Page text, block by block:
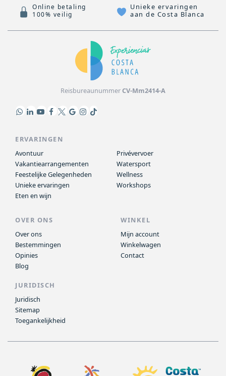
Online betaling
100% veilig
Unieke ervaringen
aan de Costa Blanca
ReisbureaunummerCV-Mm2414-A
ERVARINGEN
Avontuur
Vakantiearrangementen
Feestelijke Gelegenheden
Unieke ervaringen
Eten en wijn
Privévervoer
Watersport
Wellness
Workshops
OVER ONS
Over ons
Bestemmingen
Opinies
Blog
WINKEL
Mijn account
Winkelwagen
Contact
JURIDISCH
Juridisch
Sitemap
Toegankelijkheid